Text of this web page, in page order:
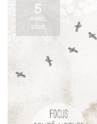
5
AVRIL
2025